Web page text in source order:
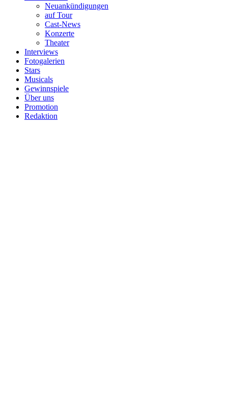
Neuankündigungen
auf Tour
Cast-News
Konzerte
Theater
Interviews
Fotogalerien
Stars
Musicals
Gewinnspiele
Über uns
Promotion
Redaktion